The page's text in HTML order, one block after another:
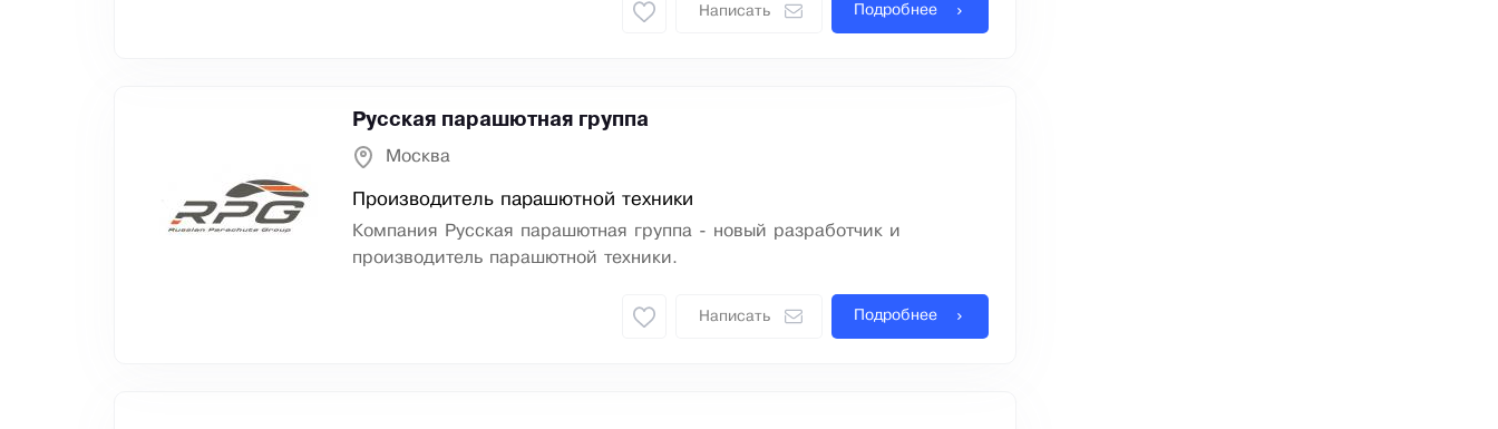
Написать Подробнее
Русская парашютная группа
Москва
Производитель парашютной техники
Компания Русская парашютная группа - новый разработчик и
производитель парашютной техники.
Написать Подробнее